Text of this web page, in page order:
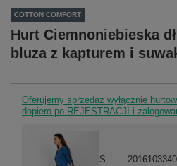
COTTON COMFORT
Hurt Ciemnoniebieska
bluza z kapturem i
Oferujemy sprzedaż wyłącznie
dopiero po REJESTRACJI i
S